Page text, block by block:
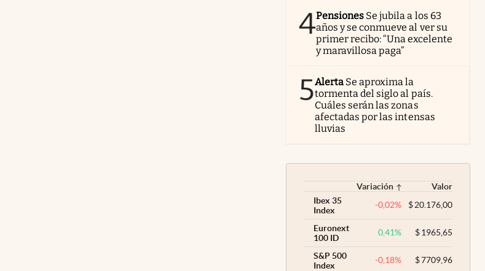
4Pensiones Se jubila a los 63
años y se conmueve al ver su
primer recibo: “Una excelente
y maravillosa paga”
5Alerta Se aproxima la
tormenta del siglo al país.
Cuáles serán las zonas
afectadas por las intensas
lluvias
Variación
Valor
Ibex 35
Index
-0,02% $20.176,00
Euronext
100 ID
0,41% $1965,65
S&P 500
Index
-0,18% $7709,96